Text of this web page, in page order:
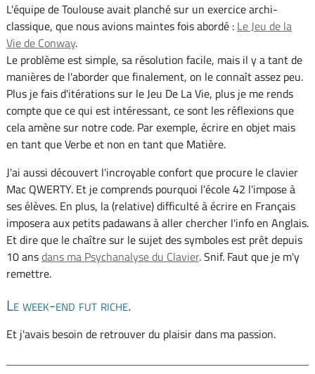
L'équipe de Toulouse avait planché sur un exercice archi-
classique, que nous avions maintes fois abordé : Le Jeu de la
Vie de Conway.
Le problème est simple, sa résolution facile, mais il y a tant de
manières de l'aborder que finalement, on le connaît assez peu.
Plus je fais d'itérations sur le Jeu De La Vie, plus je me rends
compte que ce qui est intéressant, ce sont les réflexions que
cela amène sur notre code. Par exemple, écrire en objet mais
en tant que Verbe et non en tant que Matière.
J'ai aussi découvert l'incroyable confort que procure le clavier
Mac QWERTY. Et je comprends pourquoi l'école 42 l'impose à
ses élèves. En plus, la (relative) difficulté à écrire en Français
imposera aux petits padawans à aller chercher l'info en Anglais.
Et dire que le chaître sur le sujet des symboles est prêt depuis
10 ansdans ma Psychanalyse du Clavier. Snif. Faut que je m'y
remettre.
Le week-end fut riche.
Et j'avais besoin de retrouver du plaisir dans ma passion.